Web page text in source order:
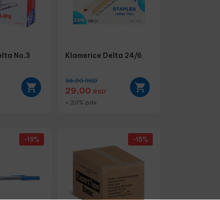
No.3 Klamerice Delta 24/6
36,00RSD
29,00 RSD
+ 20% pdv
-19% -15%